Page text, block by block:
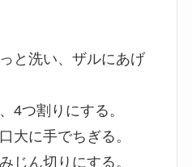
と洗い、ザルにあげ
4つ割りにする。
大に手でちぎる。
じん切りにする。